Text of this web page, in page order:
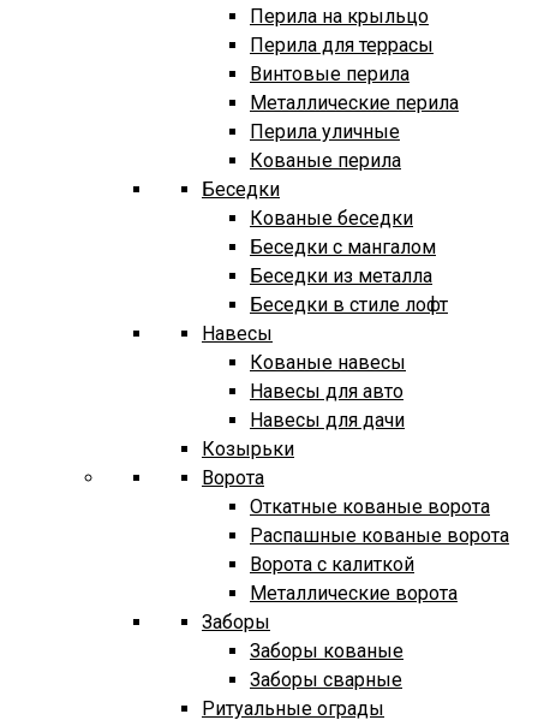
Перила на крыльцо
Перила для террасы
Винтовые перила
Металлические перила
Перила уличные
Кованые перила
Беседки
Кованые беседки
Беседки с мангалом
Беседки из металла
Беседки в стиле лофт
Навесы
Кованые навесы
Навесы для авто
Навесы для дачи
Козырьки
Ворота
Откатные кованые ворота
Распашные кованые ворота
Ворота с калиткой
Металлические ворота
Заборы
Заборы кованые
Заборы сварные
Ритуальные ограды